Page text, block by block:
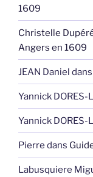
1609
Christelle
Angers en 1609
JEAN Daniel dans
Yannick DORES-
Yannick DORES-
Pierre dans
Labusquiere